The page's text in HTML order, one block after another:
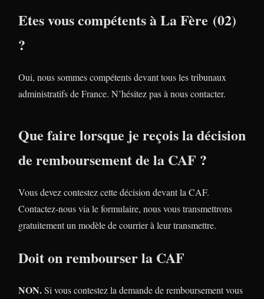
Etes vous compétents à La Fère (02)
?
Oui, nous sommes compétents devant tous les tribunaux
administratifs de France. N’hésitez pas à nous contacter.
Que faire lorsque je reçois la décision
de remboursement de la CAF ?
Vous devez contestez cette décision devant la CAF.
Contactez-nous via le formulaire, nous vous transmettrons
gratuitement un modèle de courrier à leur transmettre.
Doit on rembourser la CAF
NON.Si vous contestez la demande de remboursement vous